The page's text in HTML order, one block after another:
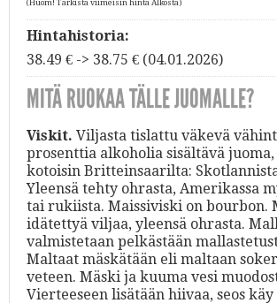
(Huom! Tarkista viimeisin hinta Alkosta)
Hintahistoria:
38.49 € -> 38.75 € (04.01.2026)
MITÄ RUOKAA TÄLLE JUOMALLE?
Viskit. Viljasta tislattu väkevä
prosenttia alkoholia sisältävä
kotoisin Britteinsaarilta:
Yleensä tehty ohrasta, Amerikassa
tai rukiista. Maissiviski on bourbon.
idätettyä viljaa, yleensä ohrasta.
valmistetaan pelkästään
Maltaat mäskätään eli maltaan
veteen. Mäski ja kuuma vesi
Vierteeseen lisätään hiivaa, seos